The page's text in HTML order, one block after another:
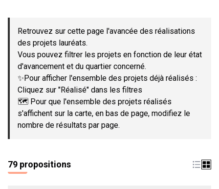
−
Retrouvez sur cette page l'avancée des réalisations
des projets lauréats.
Vous pouvez filtrer les projets en fonction de leur état
d'avancement et du quartier concerné.
✨Pour afficher l'ensemble des projets déjà réalisés :
Cliquez sur "Réalisé" dans les filtres
🗺️ Pour que l'ensemble des projets réalisés
s'affichent sur la carte, en bas de page, modifiez le
nombre de résultats par page.
79 propositions